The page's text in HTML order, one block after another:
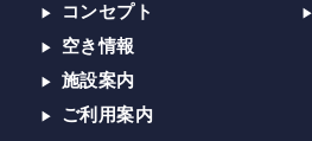
コンセプト
空き情報
施設案内
ご利用案内